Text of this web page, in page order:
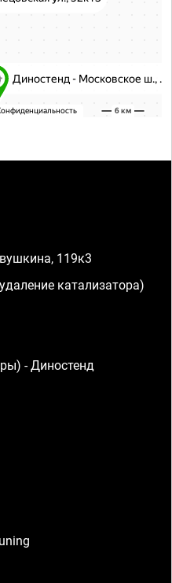
119к3
катализатора)
- Диностенд